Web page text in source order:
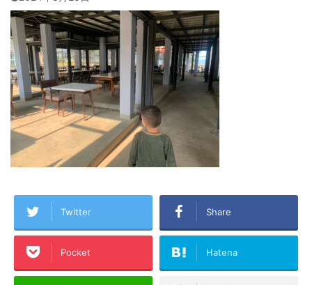
Twitter Share
Pocket Hatena